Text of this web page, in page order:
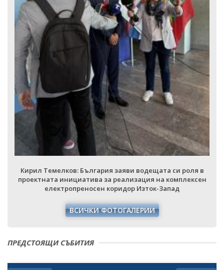
Кирил Темелков: България заяви водещата си роля в
проектната инициатива за реализация на комплексен
електропреносен коридор Изток-Запад
ВСИЧКИ ФОТОГАЛЕРИИ
ПРЕДСТОЯЩИ СЪБИТИЯ